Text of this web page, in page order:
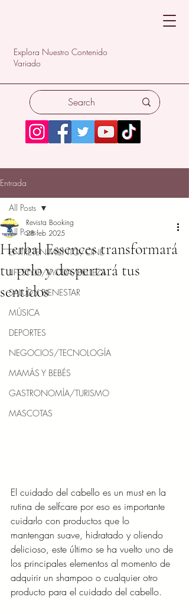
Explora Nuestro Contenido
Variado
Entrada
All Posts
ENTRETENIMIENTO/CINE
LIFESTYLE/MODA/BELLEZA
SALUD Y BIENESTAR
MÚSICA
DEPORTES
NEGOCIOS/TECNOLOGÍA
MAMÁS Y BEBÉS
GASTRONOMÍA/TURISMO
MASCOTAS
All Posts
Herbal Essences transformará
tu pelo y despertará tus
sentidos
Revista Booking
28 feb 2025
El cuidado del cabello es un must en la
rutina de selfcare por eso es importante
cuidarlo con productos que lo
mantengan suave, hidratado y oliendo
delicioso, este último se ha vuelto uno de
los principales elementos al momento de
adquirir un shampoo o cualquier otro
producto para el cuidado del cabello.